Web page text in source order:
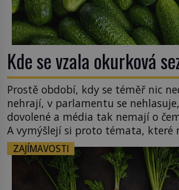
Kde se vzala okurková
Prostě období, kdy se téměř nic
nehrají, v parlamentu se
dovolené a média tak nemají o
A vymýšlejí si proto témata, které
nezajímají. Proč je však ona letní
zrovna s okurkami? Okurkovou
od poloviny 19. století, ovšem jako
ZAJÍMAVOSTI